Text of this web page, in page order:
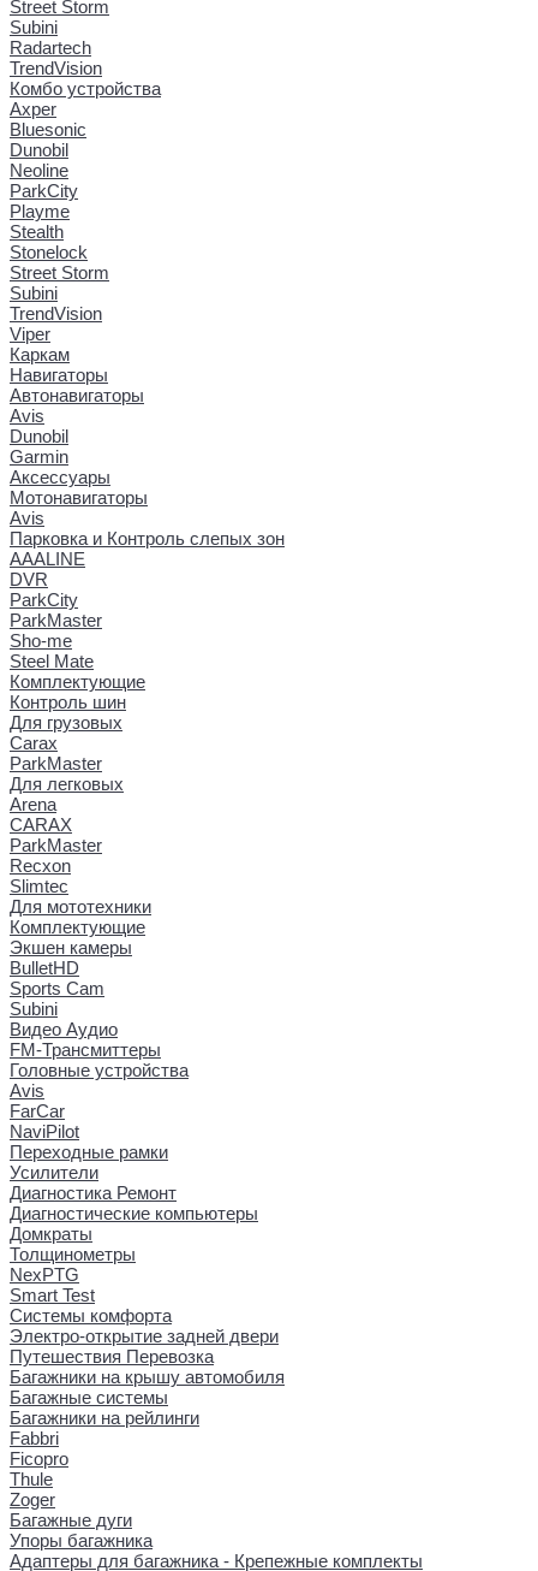
Street Storm
Subini
Radartech
TrendVision
Комбо устройства
Axper
Bluesonic
Dunobil
Neoline
ParkCity
Playme
Stealth
Stonelock
Street Storm
Subini
TrendVision
Viper
Каркам
Навигаторы
Автонавигаторы
Avis
Dunobil
Garmin
Аксессуары
Мотонавигаторы
Avis
Парковка и Контроль слепых зон
AAALINE
DVR
ParkCity
ParkMaster
Sho-me
Steel Mate
Комплектующие
Контроль шин
Для грузовых
Carax
ParkMaster
Для легковых
Arena
CARAX
ParkMaster
Recxon
Slimtec
Для мототехники
Комплектующие
Экшен камеры
BulletHD
Sports Cam
Subini
Видео Аудио
FM-Трансмиттеры
Головные устройства
Avis
FarCar
NaviPilot
Переходные рамки
Усилители
Диагностика Ремонт
Диагностические компьютеры
Домкраты
Толщинометры
NexPTG
Smart Test
Системы комфорта
Электро-открытие задней двери
Путешествия Перевозка
Багажники на крышу автомобиля
Багажные системы
Багажники на рейлинги
Fabbri
Ficopro
Thule
Zoger
Багажные дуги
Упоры багажника
Адаптеры для багажника - Крепежные комплекты